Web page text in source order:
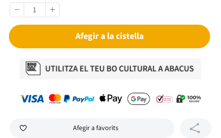
Afegir a la cistella
Afegir a favorits